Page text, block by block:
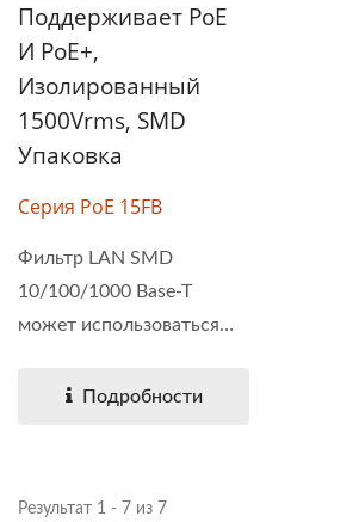
Поддерживает PoE
И PoE+,
Изолированный
1500Vrms, SMD
Упаковка
Серия PoE 15FB
Фильтр LAN SMD
10/100/1000 Base-T
может использоваться
Подробности
Результат 1 - 7 из 7